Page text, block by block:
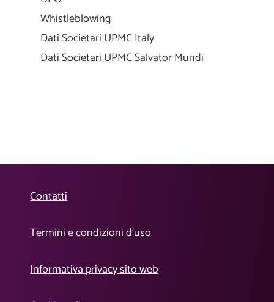
Whistleblowing
Dati Societari UPMC Italy
Dati Societari UPMC Salvator Mundi
Contatti
Termini e condizioni d’uso
Informativa privacy sito web